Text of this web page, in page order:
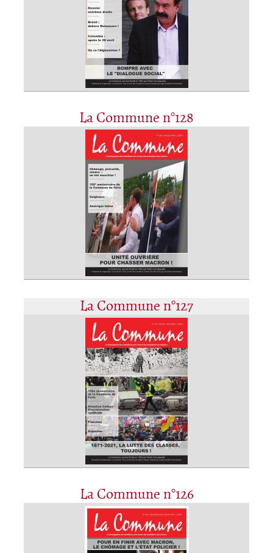
La Commune n°128
La Commune n°127
La Commune n°126